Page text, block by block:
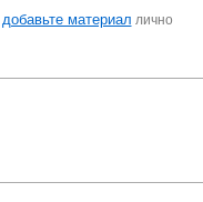
добавьте материал лично